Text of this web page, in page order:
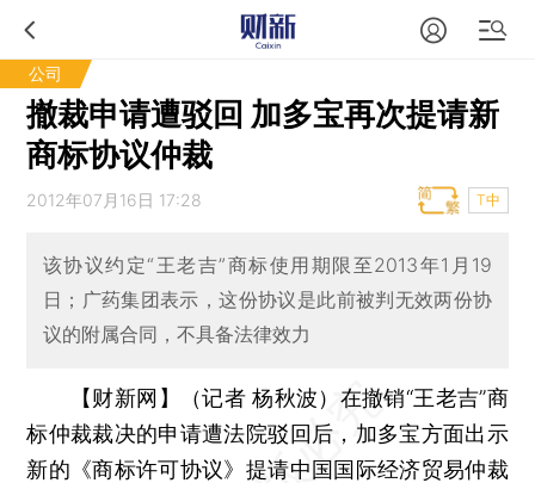
公司
撤裁申请遭驳回 加多宝再次提请新
商标协议仲裁
2012年07月16日 17:28 T中
该协议约定“王老吉”商标使用期限至2013年1月19
日；广药集团表示，这份协议是此前被判无效两份协
议的附属合同，不具备法律效力
【财新网】（记者 杨秋波） 在撤销“王老吉”商
标仲裁裁决的申请遭法院驳回后，加多宝方面出示
新的《商标许可协议》提请中国国际经济贸易仲裁